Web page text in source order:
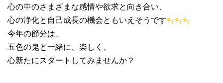
心の中のさまざまな感情や欲求と向き合い、
心の浄化と自己成長の機会ともいえそうです
今年の節分は、
五色の鬼と一緒に、楽しく、
心新たにスタートしてみませんか？